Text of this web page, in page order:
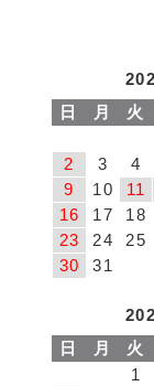
日
月 火
2
3 4
9
10 11
16
17 18
23
24 25
30
31
日
月 火
1